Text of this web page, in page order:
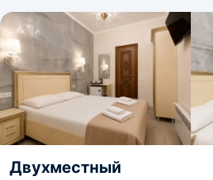
Двухместный